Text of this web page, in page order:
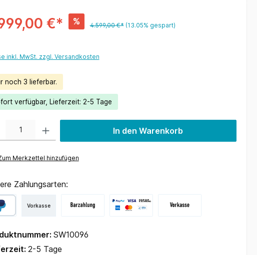
€* % 4.599,00 €* (13.05% gespart)
inkl. MwSt. zzgl. Versandkosten
noch 3 lieferbar.
verfügbar, Lieferzeit: 2-5 Tage
In den Warenkorb
Merkzettel hinzufügen
Zahlungsarten:
Vorkasse
SW10096
2-5 Tage